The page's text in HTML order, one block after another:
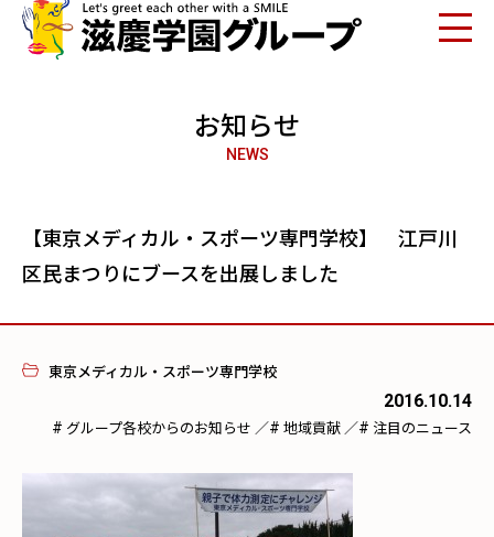
お知らせ
NEWS
【東京メディカル・スポーツ専門学校】 江戸川
区民まつりにブースを出展しました
東京メディカル・スポーツ専門学校
2016.10.14
# グループ各校からのお知らせ ／# 地域貢献 ／# 注目のニュース